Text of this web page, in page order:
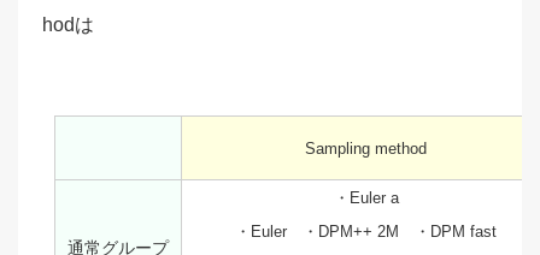
hodは
Sampling method
通常グループ
・Euler a
・Euler ・DPM++ 2M ・DPM fast